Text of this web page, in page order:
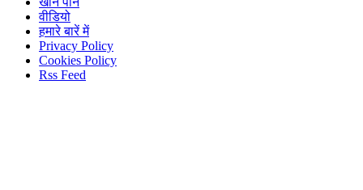
वीडियो
हमारे बारें में
Privacy Policy
Cookies Policy
Rss Feed